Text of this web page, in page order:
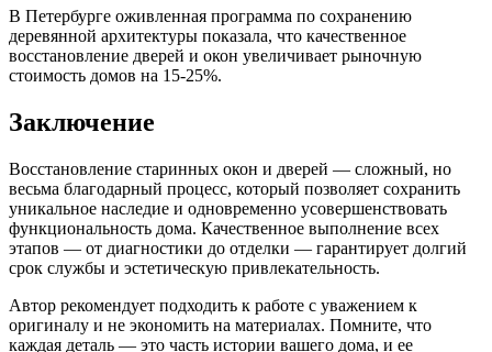
В Петербурге оживленная программа по сохранению
деревянной архитектуры показала, что качественное
восстановление дверей и окон увеличивает рыночную
стоимость домов на 15-25%.
Заключение
Восстановление старинных окон и дверей — сложный, но
весьма благодарный процесс, который позволяет сохранить
уникальное наследие и одновременно усовершенствовать
функциональность дома. Качественное выполнение всех
этапов — от диагностики до отделки — гарантирует долгий
срок службы и эстетическую привлекательность.
Автор рекомендует подходить к работе с уважением к
оригиналу и не экономить на материалах. Помните, что
каждая деталь — это часть истории вашего дома, и ее